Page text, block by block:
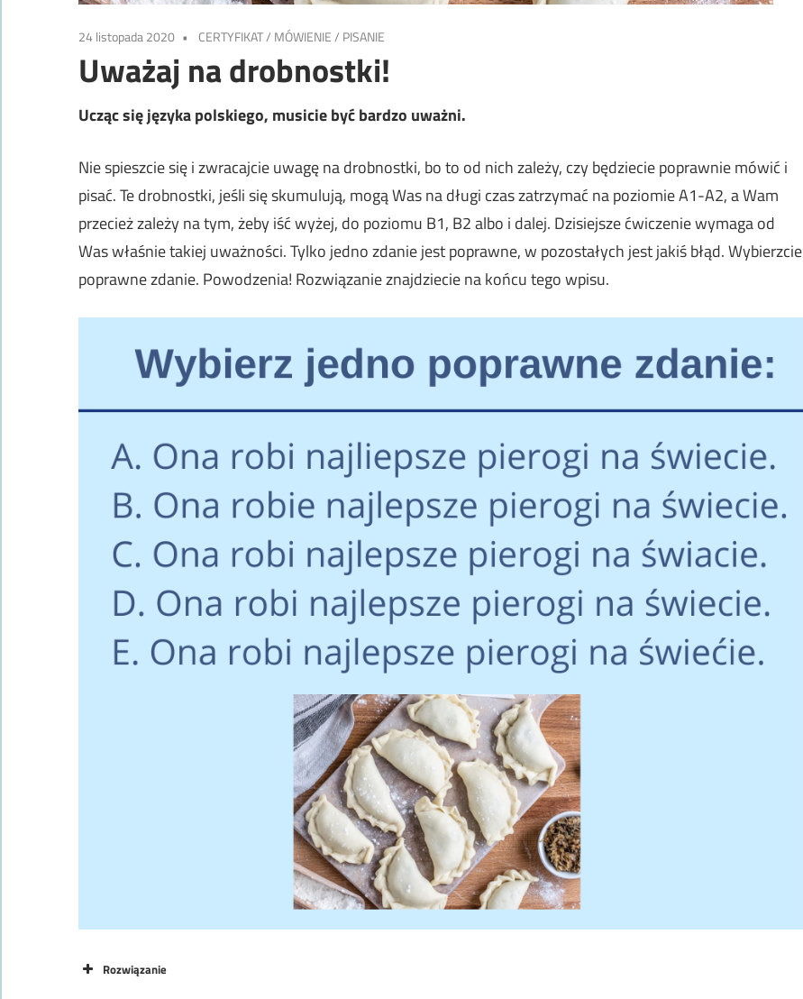
24 listopada 2020 CERTYFIKAT/ MÓWIENIE/ PISANIE
Uważaj na drobnostki!
Ucząc się języka polskiego, musicie być bardzo uważni.
Nie spieszcie się i zwracajcie uwagę na drobnostki, bo to od nich zależy, czy będziecie poprawnie mówić i
pisać. Te drobnostki, jeśli się skumulują, mogą Was na długi czas zatrzymać na poziomie A1-A2, a Wam
przecież zależy na tym, żeby iść wyżej, do poziomu B1, B2 albo i dalej. Dzisiejsze ćwiczenie wymaga od
Was właśnie takiej uważności. Tylko jedno zdanie jest poprawne, w pozostałych jest jakiś błąd. Wybierzcie
poprawne zdanie. Powodzenia! Rozwiązanie znajdziecie na końcu tego wpisu.
Rozwiązanie